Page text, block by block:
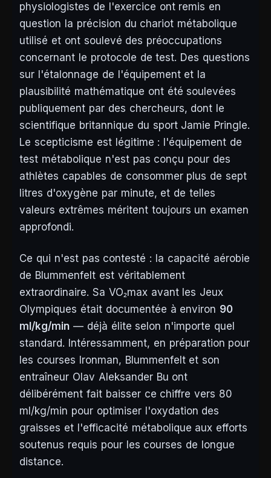
physiologistes de l'exercice ont remis en
question la précision du chariot métabolique
utilisé et ont soulevé des préoccupations
concernant le protocole de test. Des questions
sur l'étalonnage de l'équipement et la
plausibilité mathématique ont été soulevées
publiquement par des chercheurs, dont le
scientifique britannique du sport Jamie Pringle.
Le scepticisme est légitime : l'équipement de
test métabolique n'est pas conçu pour des
athlètes capables de consommer plus de sept
litres d'oxygène par minute, et de telles
valeurs extrêmes méritent toujours un examen
approfondi.
Ce qui n'est pas contesté : la capacité aérobie
de Blummenfelt est véritablement
extraordinaire. Sa VO₂max avant les Jeux
Olympiques était documentée à environ 90
ml/kg/min — déjà élite selon n'importe quel
standard. Intéressamment, en préparation pour
les courses Ironman, Blummenfelt et son
entraîneur Olav Aleksander Bu ont
délibérément fait baisser ce chiffrevers 80
ml/kg/min pour optimiser l'oxydation des
graisses et l'efficacité métabolique aux efforts
soutenus requis pour les courses de longue
distance.